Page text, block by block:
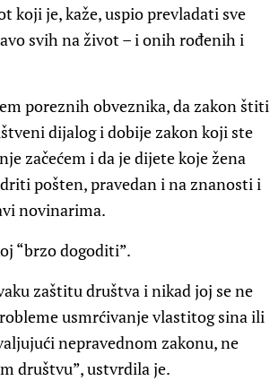
koji je, kaže, uspio prevladati sve
svih na život – i onih rođenih i
poreznih obveznika, da zakon štiti
dijalog i dobije zakon koji ste
začećem i da je dijete koje žena
pošten, pravedan i na znanosti i
novinarima.
“brzo dogoditi”.
zaštitu društva i nikad joj se ne
usmrćivanje vlastitog sina ili
nepravednom zakonu, ne
društvu”, ustvrdila je.